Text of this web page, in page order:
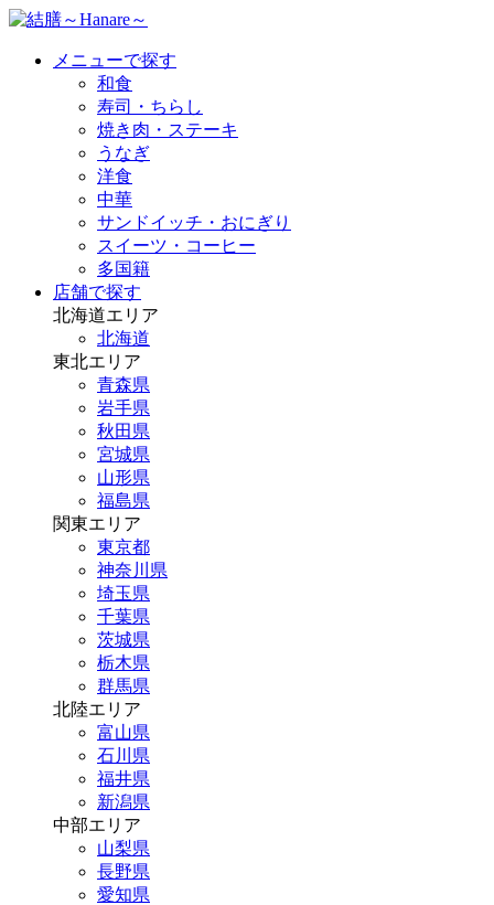
メニューで探す
和食
寿司・ちらし
焼き肉・ステーキ
うなぎ
洋食
中華
サンドイッチ・おにぎり
スイーツ・コーヒー
多国籍
店舗で探す
北海道エリア
北海道
東北エリア
青森県
岩手県
秋田県
宮城県
山形県
福島県
関東エリア
東京都
神奈川県
埼玉県
千葉県
茨城県
栃木県
群馬県
北陸エリア
富山県
石川県
福井県
新潟県
中部エリア
山梨県
長野県
愛知県